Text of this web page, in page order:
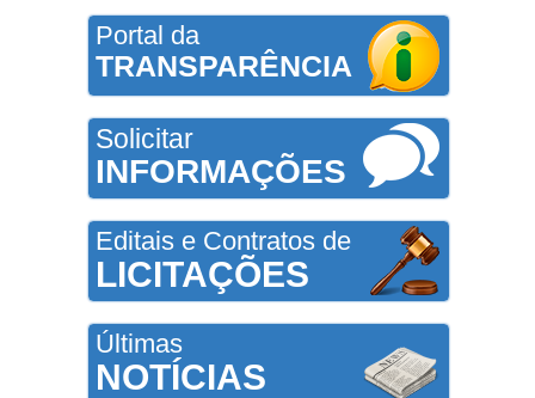
Portal da
TRANSPARÊNCIA
Solicitar
INFORMAÇÕES
Editais e Contratos de
LICITAÇÕES
Últimas
NOTÍCIAS